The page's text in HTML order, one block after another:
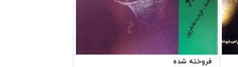
فروخته شده